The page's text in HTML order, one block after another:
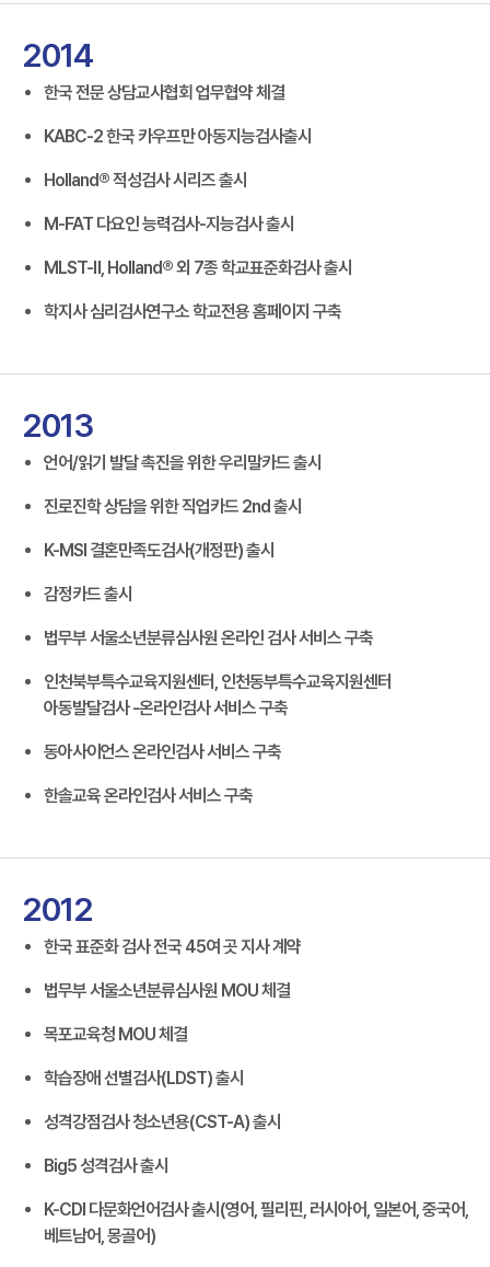
2014
한국 전문 상담교사협회 업무협약 체결
KABC-2 한국 카우프만 아동지능검사출시
Holland® 적성검사 시리즈 출시
M-FAT 다요인 능력검사-지능검사 출시
MLST-Ⅱ, Holland® 외 7종 학교표준화검사 출시
학지사 심리검사연구소 학교전용 홈페이지 구축
2013
언어/읽기 발달 촉진을 위한 우리말카드 출시
진로진학 상담을 위한 직업카드 2nd 출시
K-MSI 결혼만족도검사(개정판) 출시
감정카드 출시
법무부 서울소년분류심사원 온라인 검사 서비스 구축
인천북부특수교육지원센터, 인천동부특수교육지원센터
아동발달검사 -온라인검사 서비스 구축
동아사이언스 온라인검사 서비스 구축
한솔교육 온라인검사 서비스 구축
2012
한국 표준화 검사 전국 45여 곳 지사 계약
법무부 서울소년분류심사원 MOU 체결
목포교육청 MOU 체결
학습장애 선별검사(LDST) 출시
성격강점검사 청소년용(CST-A) 출시
Big5 성격검사 출시
K-CDI 다문화언어검사 출시(영어, 필리핀, 러시아어, 일본어, 중국어,
베트남어, 몽골어)